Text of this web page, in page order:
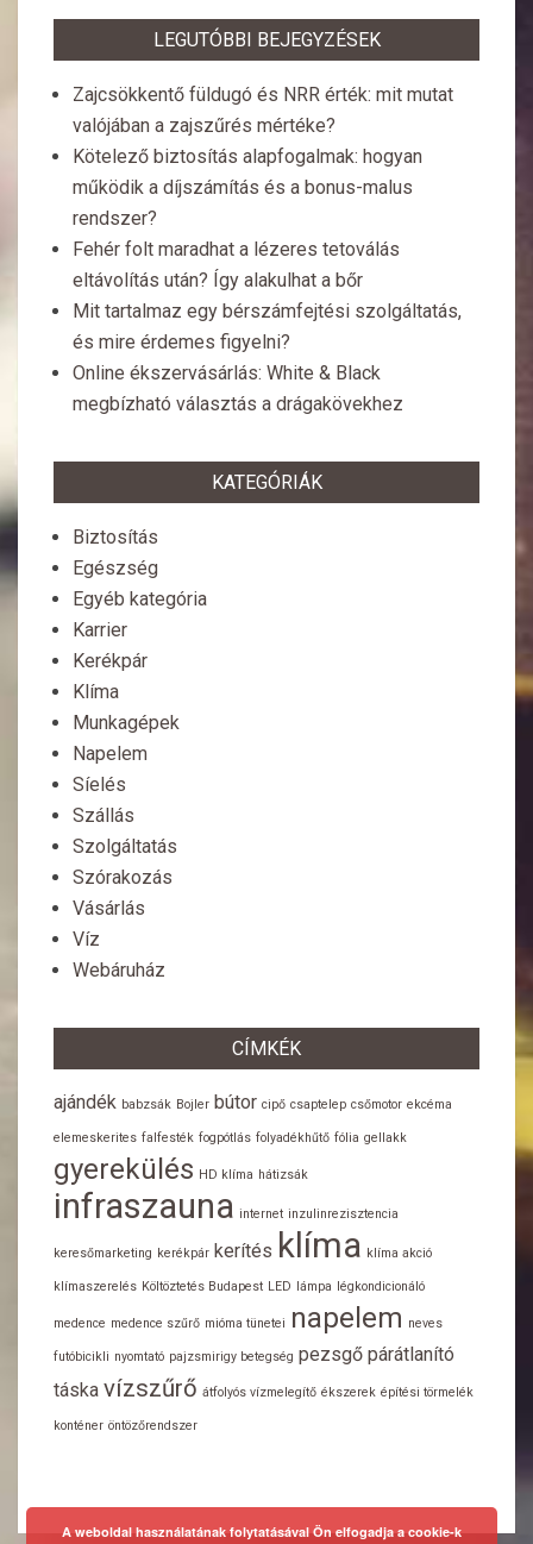
LEGUTÓBBI BEJEGYZÉSEK
Zajcsökkentő füldugó és NRR érték: mit mutat
valójában a zajszűrés mértéke?
Kötelező biztosítás alapfogalmak: hogyan
működik a díjszámítás és a bonus-malus
rendszer?
Fehér folt maradhat a lézeres tetoválás
eltávolítás után? Így alakulhat a bőr
Mit tartalmaz egy bérszámfejtési szolgáltatás,
és mire érdemes figyelni?
Online ékszervásárlás: White & Black
megbízható választás a drágakövekhez
KATEGÓRIÁK
Biztosítás
Egészség
Egyéb kategória
Karrier
Kerékpár
Klíma
Munkagépek
Napelem
Síelés
Szállás
Szolgáltatás
Szórakozás
Vásárlás
Víz
Webáruház
CÍMKÉK
ajándék babzsák Bojler bútor cipő csaptelep csőmotor ekcéma
elemeskerites falfesték fogpótlás folyadékhűtő fólia gellakk
gyerekülés HD klíma hátizsák
infraszauna internet inzulinrezisztencia
keresőmarketing kerékpár kerítés klíma klíma akció
klímaszerelés Költöztetés Budapest LED lámpa légkondicionáló
medence medence szűrő mióma tünetei napelem neves
futóbicikli nyomtató pajzsmirigy betegség pezsgő párátlanító
táska vízszűrő átfolyós vízmelegítő ékszerek építési törmelék
konténer öntözőrendszer
A weboldal használatának folytatásával Ön elfogadja a cookie-k